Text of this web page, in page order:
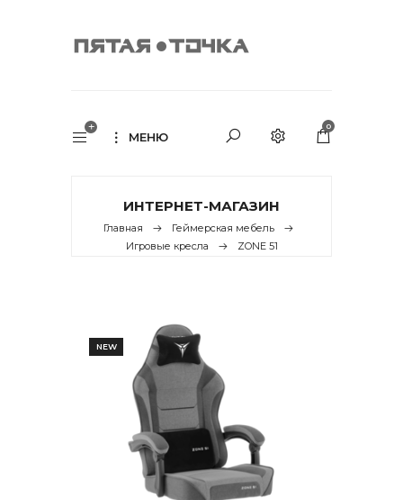
МЕНЮ
0
ИНТЕРНЕТ-МАГАЗИН
Главная
Геймерская мебель
Игровые кресла
ZONE 51
NEW